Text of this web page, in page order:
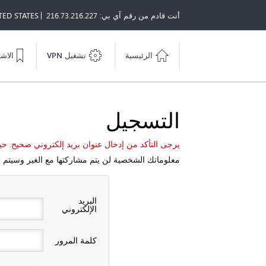
أنت قادم من رقم آي بي: 216.73.216.227 STATES
الرئيسية تشغيل VPN
التسجيل
يرجى التأكد من إدخال عنوان بريد إلكتروني صحيح.
معلوماتك الشخصية لن يتم مشاركتها مع الغير
البريد
الإلكتروني
كلمة المرور